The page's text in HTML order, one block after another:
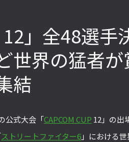
12」全48選
世界の猛者
結
公式大会「CAPCOM CUP 12」の出
ストリートファイター6」における世
ストリートファイターリーグ 2022
ランドファイナル」覚悟を決めたカ
のプロ格闘ゲーマーのゲンバから！
49回】